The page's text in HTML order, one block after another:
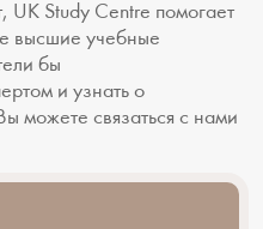
Study Centre помогает
высшие учебные
бы
и узнать о
можете связаться с нами